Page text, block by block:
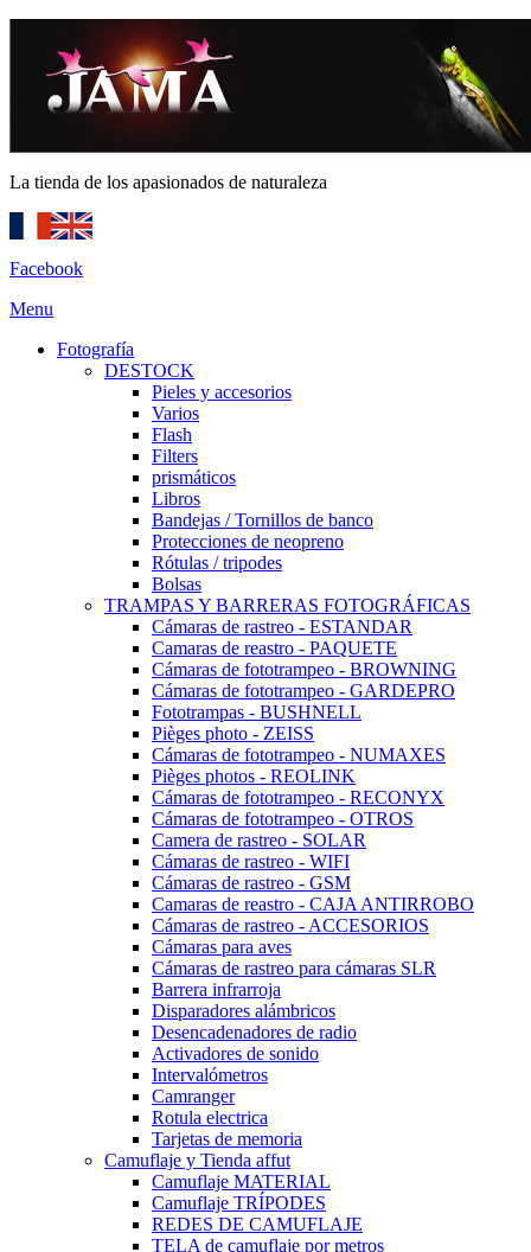
La tienda de los apasionados de naturaleza
Facebook
Menu
Fotografía
DESTOCK
Pieles y accesorios
Varios
Flash
Filters
prismáticos
Libros
Bandejas / Tornillos de banco
Protecciones de neopreno
Rótulas / tripodes
Bolsas
TRAMPAS Y BARRERAS FOTOGRÁFICAS
Cámaras de rastreo - ESTANDAR
Camaras de reastro - PAQUETE
Cámaras de fototrampeo - BROWNING
Cámaras de fototrampeo - GARDEPRO
Fototrampas - BUSHNELL
Pièges photo - ZEISS
Cámaras de fototrampeo - NUMAXES
Pièges photos - REOLINK
Cámaras de fototrampeo - RECONYX
Cámaras de fototrampeo - OTROS
Camera de rastreo - SOLAR
Cámaras de rastreo - WIFI
Cámaras de rastreo - GSM
Camaras de reastro - CAJA ANTIRROBO
Cámaras de rastreo - ACCESORIOS
Cámaras para aves
Cámaras de rastreo para cámaras SLR
Barrera infrarroja
Disparadores alámbricos
Desencadenadores de radio
Activadores de sonido
Intervalómetros
Camranger
Rotula electrica
Tarjetas de memoria
Camuflaje y Tienda affut
Camuflaje MATERIAL
Camuflaje TRÍPODES
REDES DE CAMUFLAJE
TELA de camuflaje por metros